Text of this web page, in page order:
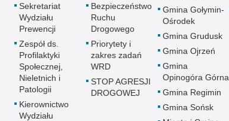
Sekretariat
Wydziału
Prewencji
Zespół ds.
Profilaktyki
Społecznej,
Nieletnich i
Patologii
Kierownictwo
Wydziału
Bezpieczeństwo
Ruchu
Drogowego
Priorytety i
zakres zadań
WRD
STOP AGRESJI
DROGOWEJ
Gmina Gołymin-
Ośrodek
Gmina Grudusk
Gmina Ojrzeń
Gmina
Opinogóra Górna
Gmina Regimin
Gmina Sońsk